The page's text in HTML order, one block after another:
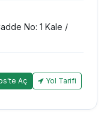
No: 1 Kale /
Aç Yol Tarifi